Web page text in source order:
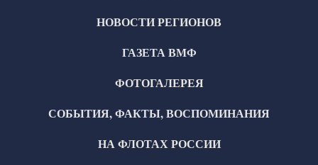
НОВОСТИ РЕГИОНОВ
ГАЗЕТА ВМФ
ФОТОГАЛЕРЕЯ
СОБЫТИЯ, ФАКТЫ, ВОСПОМИНАНИЯ
НА ФЛОТАХ РОССИИ